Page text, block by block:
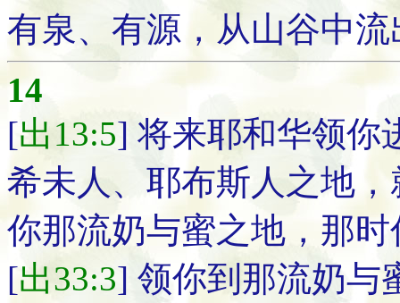
有泉、有源，从山谷中
14
[出13:5] 将来耶和华领你
希未人、耶布斯人之地
你那流奶与蜜之地，那
[出33:3] 领你到那流奶与